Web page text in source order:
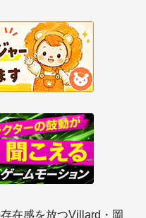
在感を放つVillard・岡